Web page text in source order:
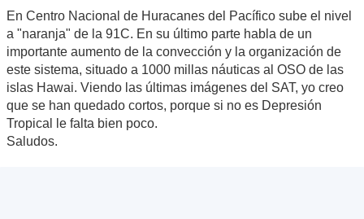
En Centro Nacional de Huracanes del Pacífico sube el nivel
a "naranja" de la 91C. En su último parte habla de un
importante aumento de la convección y la organización de
este sistema, situado a 1000 millas náuticas al OSO de las
islas Hawai. Viendo las últimas imágenes del SAT, yo creo
que se han quedado cortos, porque si no es Depresión
Tropical le falta bien poco.
Saludos.